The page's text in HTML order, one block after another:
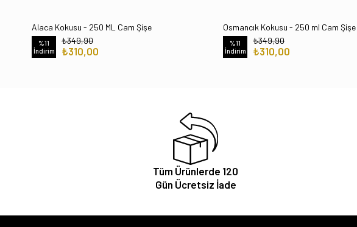
Alaca Kokusu - 250 ML Cam Şişe
%11
İndirim
₺310,00
₺349,90
Osmancık Kokusu - 250 ml Cam Şişe
%11
İndirim
₺310,00
₺349,90
Tüm Ürünlerde 120
Gün Ücretsiz İade